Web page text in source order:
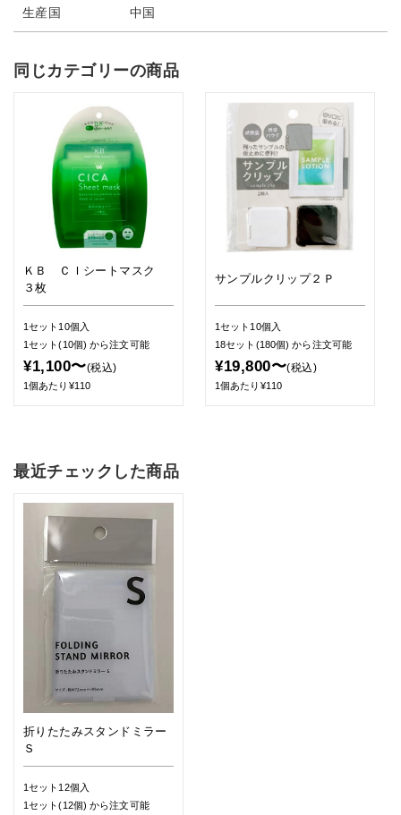
生産国 中国
同じカテゴリーの商品
ＫＢ ＣＩシートマスク
３枚
1セット10個入
1セット(10個)から注文可能
¥1,100〜(税込)
1個あたり¥110
サンプルクリップ２Ｐ
1セット10個入
18セット(180個)から注文可能
¥19,800〜(税込)
1個あたり¥110
最近チェックした商品
折りたたみスタンドミラー
Ｓ
1セット12個入
1セット(12個)から注文可能